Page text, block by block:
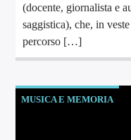
(docente, giornalista e
saggistica), che, in
percorso […]
MUSICA E MEMORIA